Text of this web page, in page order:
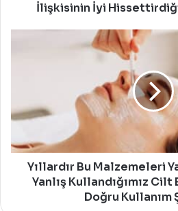
İlişkisinin İyi
Yanlış
Kullandığımız
Bakım
Ürünleri
Yıllardır Bu Malzemeleri
Yanlış Kullandığımız
Doğru